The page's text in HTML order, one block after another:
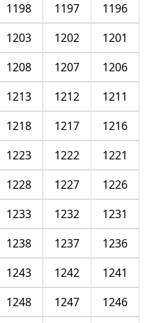
1196
1197
1198
1201
1202
1203
1206
1207
1208
1211
1212
1213
1216
1217
1218
1221
1222
1223
1226
1227
1228
1231
1232
1233
1236
1237
1238
1241
1242
1243
1246
1247
1248